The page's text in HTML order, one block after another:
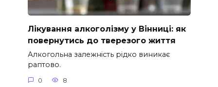
Лікування алкоголізму у Вінниці: як
повернутись до тверезого життя
Алкогольна залежність рідко виникає
раптово.
0 8